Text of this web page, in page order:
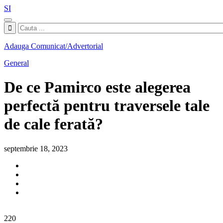
SI
Adauga Comunicat/Advertorial
General
De ce Pamirco este alegerea
perfectă pentru traversele tale
de cale ferată?
septembrie 18, 2023
220